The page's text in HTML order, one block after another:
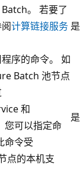
。 若要了
计算链接服务 是
序的命令。 如
Batch 池节点
和
可以指定命
命令受
点的本机支
是